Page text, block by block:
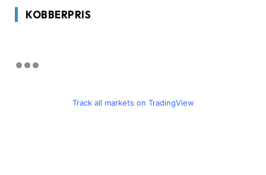
KOBBERPRIS
Track all markets on TradingView